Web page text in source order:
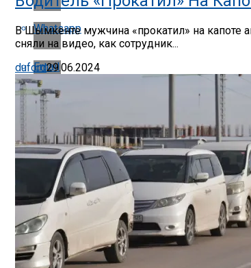
Whatsapp
Email
В Шымкенте мужчина «прокатил» на капоте
сняли на видео, как сотрудник...
duford29.06.2024